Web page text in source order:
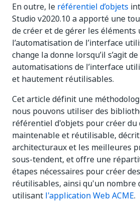
En outre, le référentiel d’objets
Studio v2020.10 a apporté une
de créer et de gérer les éléments
l’automatisation de l’interface
change la donne lorsqu’il s’agit
automatisations de l’interface
et hautement réutilisables.
Cet article définit une
nous pouvons utiliser des
référentiel d'objets pour créer du
maintenable et réutilisable,
architecturaux et les meilleures
sous-tendent, et offre une
étapes nécessaires pour créer
réutilisables, ainsi qu'un nombre
utilisant l'application Web ACME.